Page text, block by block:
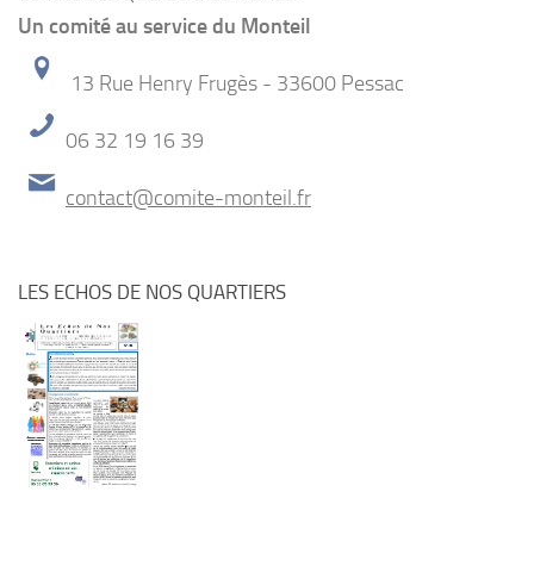
Un comité au service du Monteil
13 Rue Henry Frugès - 33600 Pessac
06 32 19 16 39
contact@comite-monteil.fr
LES ECHOS DE NOS QUARTIERS